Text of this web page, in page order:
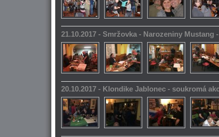
21.10.2017 - Smržovka - Narozeniny Mustang
20.10.2017 - Klondike Jablonec - soukromá